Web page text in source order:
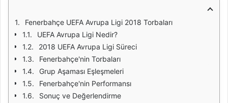
Fenerbahçe UEFA Avrupa Ligi 2018 Torbaları
UEFA Avrupa Ligi Nedir?
2018 UEFA Avrupa Ligi Süreci
Fenerbahçe'nin Torbaları
Grup Aşaması Eşleşmeleri
Fenerbahçe'nin Performansı
Sonuç ve Değerlendirme